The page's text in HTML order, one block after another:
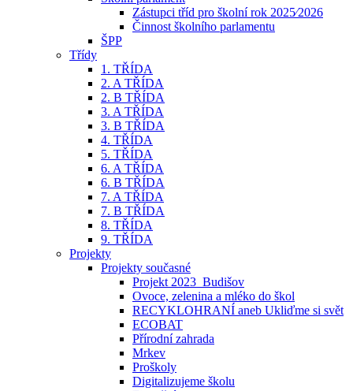
Zástupci tříd pro školní rok 2025⁄2026
Činnost školního parlamentu
ŠPP
Třídy
1. TŘÍDA
2. A TŘÍDA
2. B TŘÍDA
3. A TŘÍDA
3. B TŘÍDA
4. TŘÍDA
5. TŘÍDA
6. A TŘÍDA
6. B TŘÍDA
7. A TŘÍDA
7. B TŘÍDA
8. TŘÍDA
9. TŘÍDA
Projekty
Projekty současné
Projekt 2023_Budišov
Ovoce, zelenina a mléko do škol
RECYKLOHRANÍ aneb Ukliďme si svět
ECOBAT
Přírodní zahrada
Mrkev
Proškoly
Digitalizujeme školu